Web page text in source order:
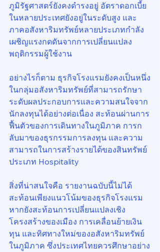
ภูมิรัฐศาสตร์ยังคงดำรงอยู่ อัตราดอกเบี้ย
ในหลายประเทศยังอยู่ในระดับสูง และ
ภาคอสังหาริมทรัพย์หลายประเภทกำลัง
เผชิญแรงกดดันจากการเปลี่ยนแปลง
พฤติกรรมผู้ใช้งาน
อย่างไรก็ตาม ธุรกิจโรงแรมยังคงเป็นหนึ่ง
ในกลุ่มอสังหาริมทรัพย์ที่สามารถรักษา
ระดับผลประกอบการและความสนใจจาก
นักลงทุนได้อย่างต่อเนื่อง สะท้อนผ่านการ
ฟื้นตัวของการเดินทางในภูมิภาค การก
ลับมาของธุรกรรมการลงทุน และความ
สามารถในการสร้างรายได้ของสินทรัพย์
ประเภท Hospitality
สิ่งที่น่าสนใจคือ รายงานฉบับนี้ไม่ได้
สะท้อนเพียงแนวโน้มของธุรกิจโรงแรม
หากยังสะท้อนการเปลี่ยนแปลงเชิง
โครงสร้างของเมือง การเคลื่อนย้ายเงิน
ทุน และทิศทางใหม่ของอสังหาริมทรัพย์
ในภูมิภาค ซึ่งประเทศไทยควรศึกษาอย่าง